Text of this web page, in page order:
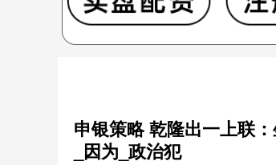
申银策略 乾隆出一上联
_因为_政治犯